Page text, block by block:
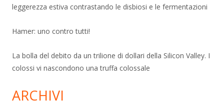
leggerezza estiva contrastando le disbiosi e le fermentazioni
Hamer: uno contro tutti!
La bolla del debito da un trilione di dollari della Silicon Valley. I
colossi vi nascondono una truffa colossale
ARCHIVI